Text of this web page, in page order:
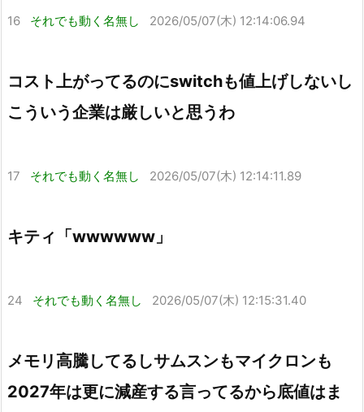
16 それでも動く名無し 2026/05/07(木) 12:14:06.94
コスト上がってるのにswitchも値上げしないし
こういう企業は厳しいと思うわ
17 それでも動く名無し 2026/05/07(木) 12:14:11.89
キティ「wwwwww」
24 それでも動く名無し 2026/05/07(木) 12:15:31.40
メモリ高騰してるしサムスンもマイクロンも
2027年は更に減産する言ってるから底値はま